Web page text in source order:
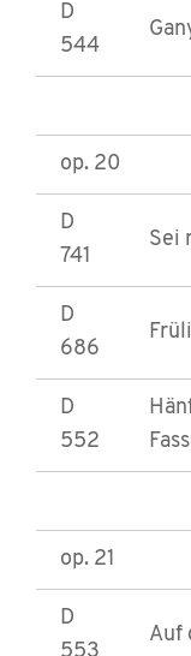
D
544
op. 20
D
741
Sei
D
686
D
552
op. 21
D
Auf